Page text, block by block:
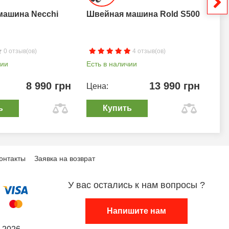
Necchi
0 отзыв(ов)
8 990 грн
Швейная машина Rold S500
4 отзыв(ов)
Есть в наличии
Цена: 13 990 грн
Купить
Заявка на возврат
У вас остались к нам вопросы ?
Напишите нам